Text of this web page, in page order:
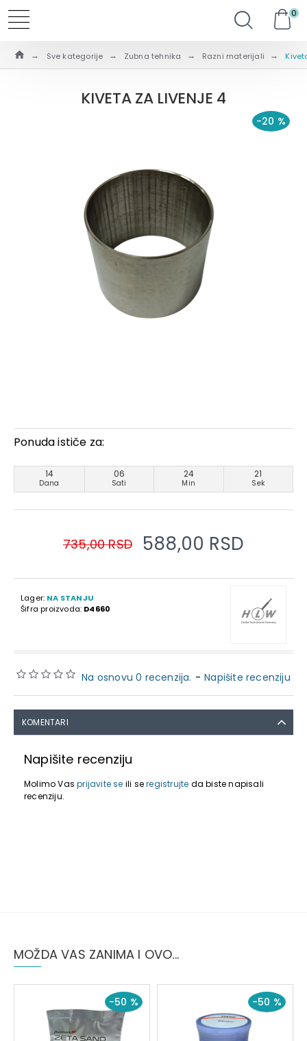
0
Sve kategorije Zubna tehnika Razni materijali
KIVETA ZA LIVENJE 4
-20 %
Lager: NA STANJU
Šifra proizvoda: D4660
Na osnovu 0 recenzija. - Napišite recenziju
Ponuda ističe za:
14
Dana
06
Sati
24
Min
21
Sek
588,00 RSD
735,00 RSD
KOMENTARI
Napišite recenziju
Molimo Vasprijavite se ili seregistrujte da biste napisali
recenziju.
MOŽDA VAS ZANIMA I OVO...
-50 % -50 %